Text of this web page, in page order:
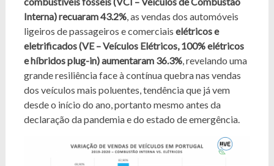
Interna) recuaram 43.2%, as vendas dos automóveis
ligeiros de passageiros e comerciais elétricos e
eletrificados (VE – Veículos Elétricos, 100% elétricos
e híbridos plug-in) aumentaram 36.3%, revelando uma
grande resiliência face à contínua quebra nas vendas
dos veículos mais poluentes, tendência que já vem
desde o início do ano, portanto mesmo antes da
declaração da pandemia e do estado de emergência.